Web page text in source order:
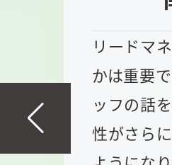
リードマ
かは重要
ッフの話
性がさら